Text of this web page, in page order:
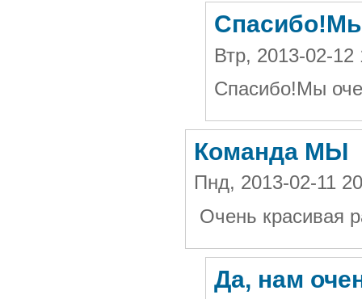
Втр, 2013-02-
Спасибо!Мы
Команда МЫ
Пнд, 2013-02-11
Очень красивая
Да, нам